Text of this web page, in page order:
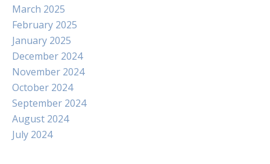
March 2025
February 2025
January 2025
December 2024
November 2024
October 2024
September 2024
August 2024
July 2024